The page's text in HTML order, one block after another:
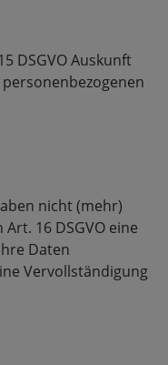
DSGVO Auskunft
nicht (mehr)
16 DSGVO eine
Daten
Vervollständigung